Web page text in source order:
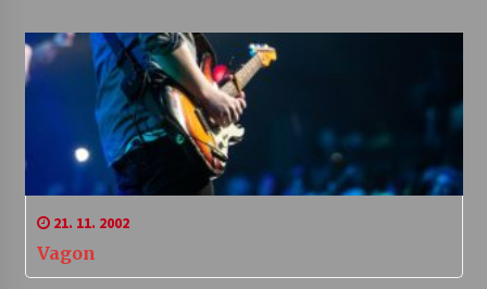
21. 11. 2002
Vagon